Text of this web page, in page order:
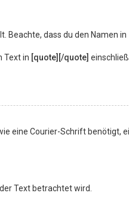
Beachte, dass du den Namen in
Text in [quote][/quote]
eine Courier-Schrift benötigt,
Text betrachtet wird.